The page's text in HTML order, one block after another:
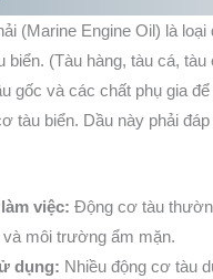
(Marine Engine Oil) là
biển. (Tàu hàng, tàu cá,
gốc và các chất phụ gia
tàu biển. Dầu này phải
việc: Động cơ tàu
và môi trường ẩm mặn.
dụng: Nhiều động cơ tàu